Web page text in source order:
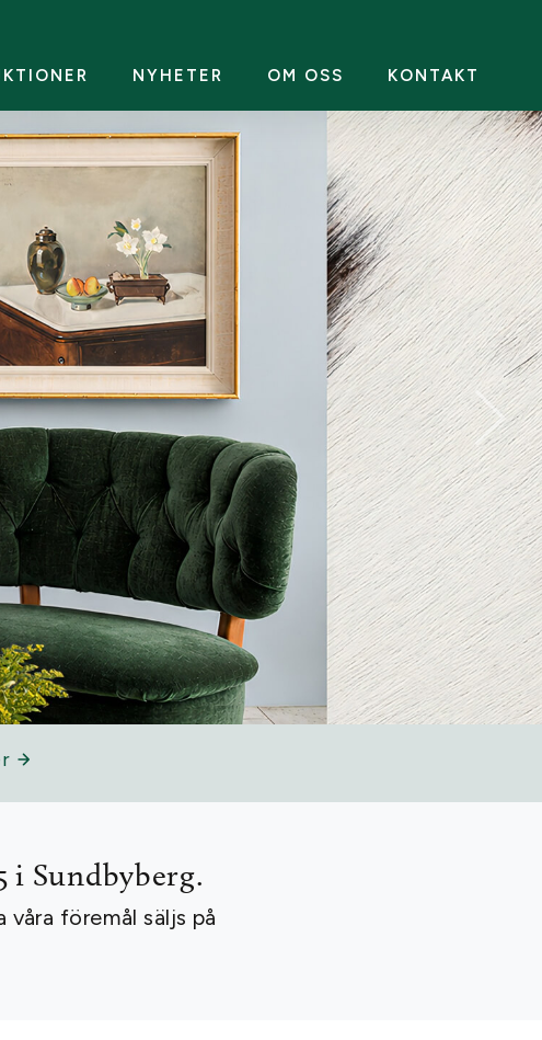
NYHETER OM OSS KONTAKT
TEMAAUKTION
Kolonn Selected
Avslutad 29juni
Till Slutpriser
i Sundbyberg.
föremål säljs på